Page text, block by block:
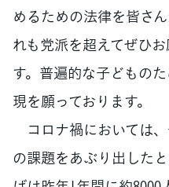
めるための法律を皆さ
れも党派を超えてぜひ
す。普遍的な子どもの
現を願っております。
コロナ禍においては
の課題をあぶり出した